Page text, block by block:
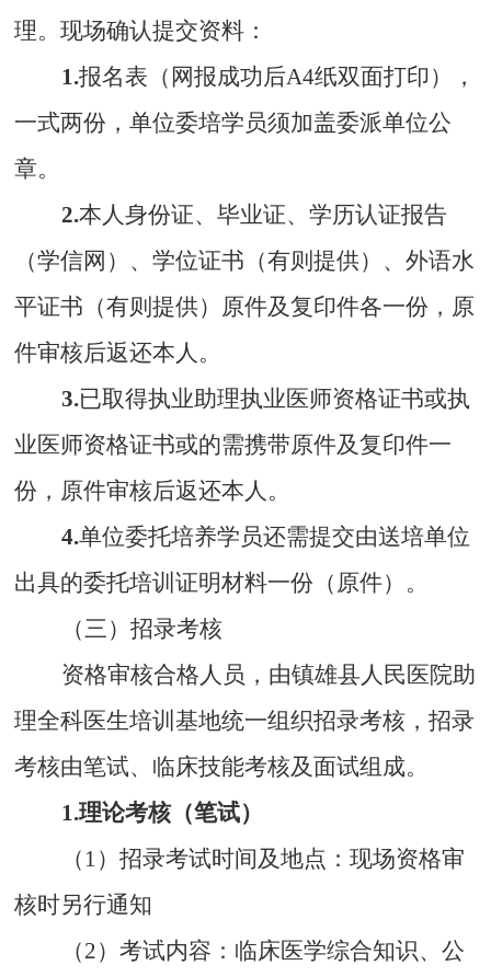
理。现场确认提交资料：
1.报名表（网报成功后A4纸双面打印），
一式两份，单位委培学员须加盖委派单位公
章。
2.本人身份证、毕业证、学历认证报告
（学信网）、学位证书（有则提供）、外语水
平证书（有则提供）原件及复印件各一份，原
件审核后返还本人。
3.已取得执业助理执业医师资格证书或执
业医师资格证书或的需携带原件及复印件一
份，原件审核后返还本人。
4.单位委托培养学员还需提交由送培单位
出具的委托培训证明材料一份（原件）。
（三）招录考核
资格审核合格人员，由镇雄县人民医院助
理全科医生培训基地统一组织招录考核，招录
考核由笔试、临床技能考核及面试组成。
1.理论考核（笔试）
（ 1）招录考试时间及地点：现场资格审
核时另行通知
（2）考试内容：临床医学综合知识、公